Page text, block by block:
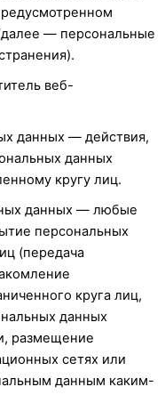
— персональные
веб-
данных — действия,
данных
кругу лиц.
данных — любые
персональных
(передача
круга лиц,
данных
размещение
сетях или
данным каким-